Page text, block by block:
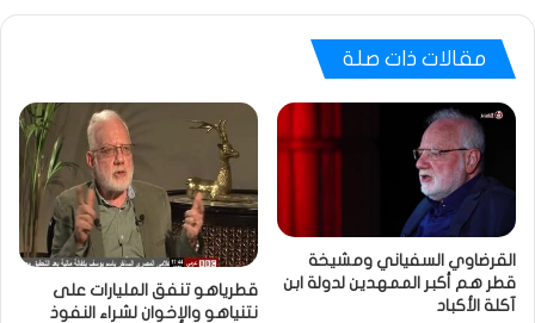
مقالات ذات صلة
القرضاوي السفياني ومشيخة
قطر هم أكبر الممهدين لدولة ابن
آكلة الأكباد
قطرياهو تنفق المليارات على
نتنياهو والإخوان لشراء النفوذ